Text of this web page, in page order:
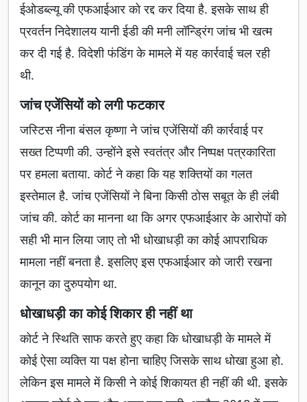
ईओडब्ल्यू की एफआईआर को रद्द कर दिया है. इसके साथ ही
प्रवर्तन निदेशालय यानी ईडी की मनी लॉन्ड्रिंग जांच भी खत्म
कर दी गई है. विदेशी फंडिंग के मामले में यह कार्रवाई चल रही
थी.
जांच एजेंसियों को लगी फटकार
जस्टिस नीना बंसल कृष्णा ने जांच एजेंसियों की कार्रवाई पर
सख्त टिप्पणी की. उन्होंने इसे स्वतंत्र और निष्पक्ष पत्रकारिता
पर हमला बताया. कोर्ट ने कहा कि यह शक्तियों का गलत
इस्तेमाल है. जांच एजेंसियों ने बिना किसी ठोस सबूत के ही लंबी
जांच की. कोर्ट का मानना था कि अगर एफआईआर के आरोपों को
सही भी मान लिया जाए तो भी धोखाधड़ी का कोई आपराधिक
मामला नहीं बनता है. इसलिए इस एफआईआर को जारी रखना
कानून का दुरुपयोग था.
धोखाधड़ी का कोई शिकार ही नहीं था
कोर्ट ने स्थिति साफ करते हुए कहा कि धोखाधड़ी के मामले में
कोई ऐसा व्यक्ति या पक्ष होना चाहिए जिसके साथ धोखा हुआ हो.
लेकिन इस मामले में किसी ने कोई शिकायत ही नहीं की थी. इसके